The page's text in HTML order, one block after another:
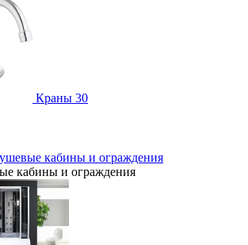
Краны 30
кабины и ограждения
кабины и ограждения